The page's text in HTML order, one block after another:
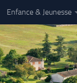
Enfance & Jeunesse